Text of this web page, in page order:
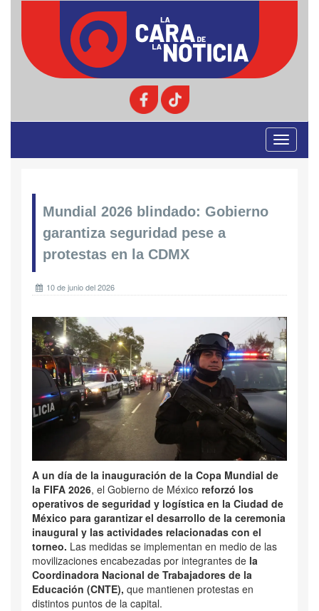
Toggle
Mundial 2026 blindado: Gobierno
garantiza seguridad pese a
protestas en la CDMX
10 de junio del 2026
A un día de la inauguración de la Copa Mundial de
la FIFA 2026, el Gobierno de México reforzó los
operativos de seguridad y logística en la Ciudad de
México para garantizar el desarrollo de la ceremonia
inaugural y las actividades relacionadas con el
torneo. Las medidas se implementan en medio de las
movilizaciones encabezadas por integrantes de la
Coordinadora Nacional de Trabajadores de la
Educación (CNTE), que mantienen protestas en
distintos puntos de la capital.